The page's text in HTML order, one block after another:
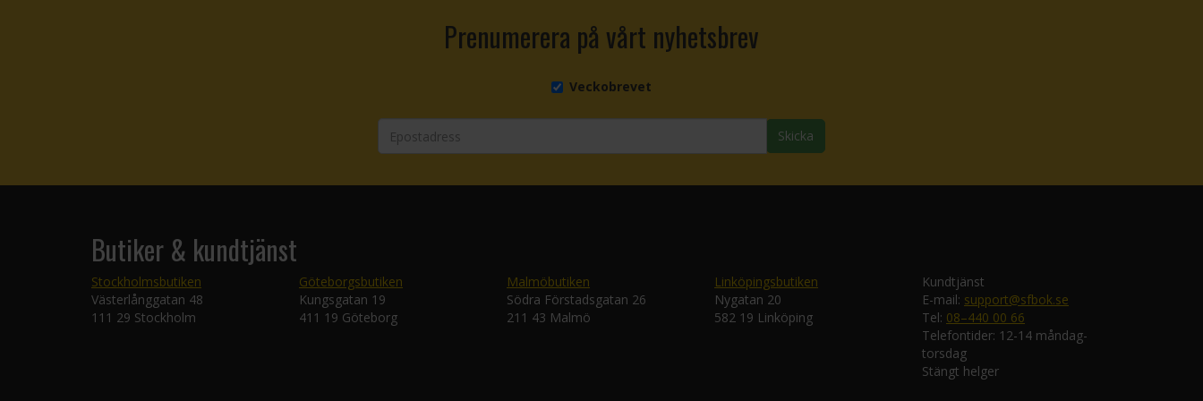
Prenumerera på vårt nyhetsbrev
Veckobrevet
Skicka
Butiker & kundtjänst
Stockholmsbutiken
Västerlånggatan 48
111 29 Stockholm
Göteborgsbutiken
Kungsgatan 19
411 19 Göteborg
Malmöbutiken
Södra Förstadsgatan 26
211 43 Malmö
Linköpingsbutiken
Nygatan 20
582 19 Linköping
Kundtjänst
E-mail: support@sfbok.se
Tel: 08–440 00 66
Telefontider: 12-14 måndag-
torsdag
Stängt helger